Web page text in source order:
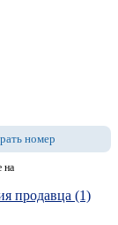
номер
на
продавца (1)